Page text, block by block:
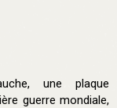
une plaque
guerre mondiale,